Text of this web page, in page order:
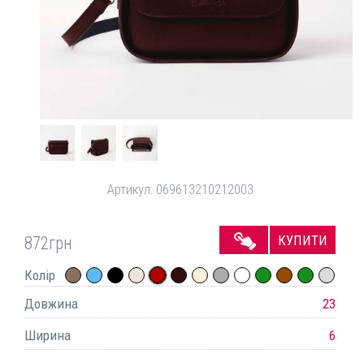
Артикул: 069613210212003
872грн КУПИТИ
Колір
Довжина
23
Ширина
6